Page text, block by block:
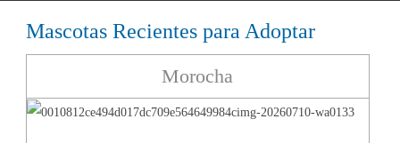
Mascotas Recientes para Adoptar
Morocha